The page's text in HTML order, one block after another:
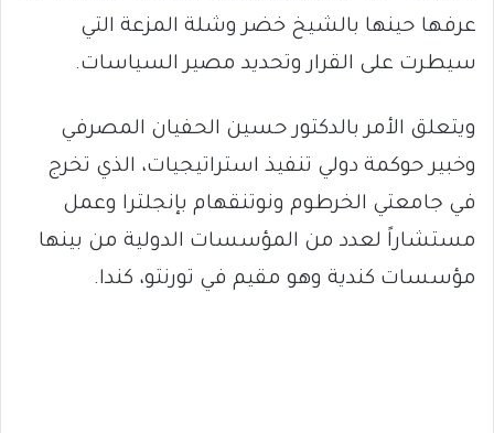
عرفها حينها بالشيخ خضر وشلة المزعة التي
سيطرت على القرار وتحديد مصير السياسات.
ويتعلق الأمر بالدكتور حسين الحفيان المصرفي
وخبير حوكمة دولي تنفيذ استراتيجيات، الذي تخرج
في جامعتي الخرطوم ونوتنقهام بإنجلترا وعمل
مستشاراً لعدد من المؤسسات الدولية من بينها
مؤسسات كندية وهو مقيم في تورنتو، كندا.